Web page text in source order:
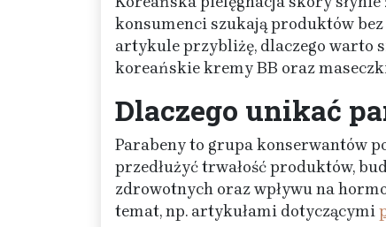
konsumenci szukają produktów bez
artykule przybliżę, dlaczego warto
koreańskie kremy BB oraz
Dlaczego unikać
Parabeny to grupa konserwantów
przedłużyć trwałość produktów,
zdrowotnych oraz wpływu na
temat, np. artykułami dotyczącymi